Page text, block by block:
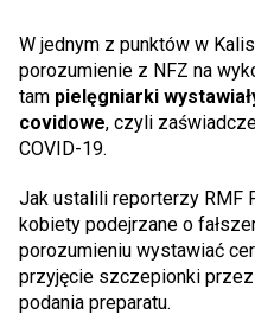
W jednym z punktów w
porozumienie z NFZ na
tam pielęgniarki
covidowe, czyli
COVID-19.
Jak ustalili reporterzy RMF
kobiety podejrzane o
porozumieniu wystawiać
przyjęcie szczepionki
podania preparatu.